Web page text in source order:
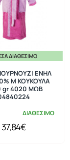
ΔΙΑΘΈΣΙΜΟ
ΔΙΑΘΕΣΙΜΟ
ΕΝΗΛ
M ΚΟΥΚΟΥΛΑ
gr 4020 ΜΩΒ
37,84€